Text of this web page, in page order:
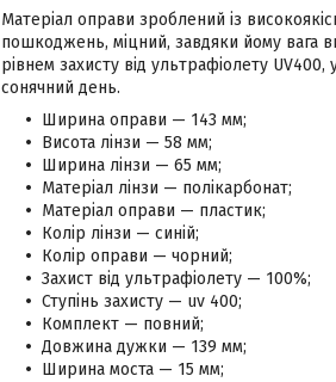
Матеріал оправи зроблений із
пошкоджень, міцний, завдяки йому вага
рівнем захисту від ультрафіолету
сонячний день.
Ширина оправи — 143 мм;
Висота лінзи — 58 мм;
Ширина лінзи — 65 мм;
Матеріал лінзи — полікарбонат;
Матеріал оправи — пластик;
Колір лінзи — синій;
Колір оправи — чорний;
Захист від ультрафіолету — 100%;
Ступінь захисту — uv 400;
Комплект — повний;
Довжина дужки — 139 мм;
Ширина моста — 15 мм;